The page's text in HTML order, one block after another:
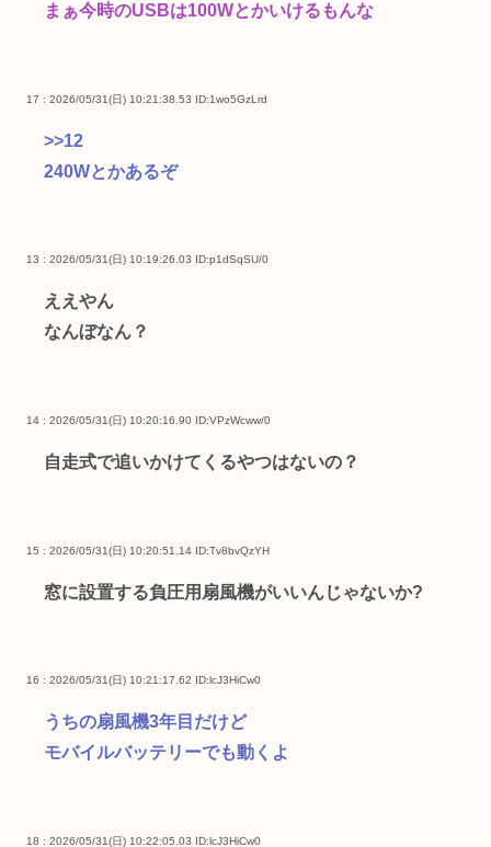
まぁ今時のUSBは100Wとかいけるもんな
17 : 2026/05/31(日) 10:21:38.53 ID:1wo5GzLrd
>>12
240Wとかあるぞ
13 : 2026/05/31(日) 10:19:26.03 ID:p1dSqSU/0
ええやん
なんぼなん？
14 : 2026/05/31(日) 10:20:16.90 ID:VPzWcww/0
自走式で追いかけてくるやつはないの？
15 : 2026/05/31(日) 10:20:51.14 ID:Tv8bvQzYH
窓に設置する負圧用扇風機がいいんじゃないか?
16 : 2026/05/31(日) 10:21:17.62 ID:lcJ3HiCw0
うちの扇風機3年目だけど
モバイルバッテリーでも動くよ
18 : 2026/05/31(日) 10:22:05.03 ID:lcJ3HiCw0